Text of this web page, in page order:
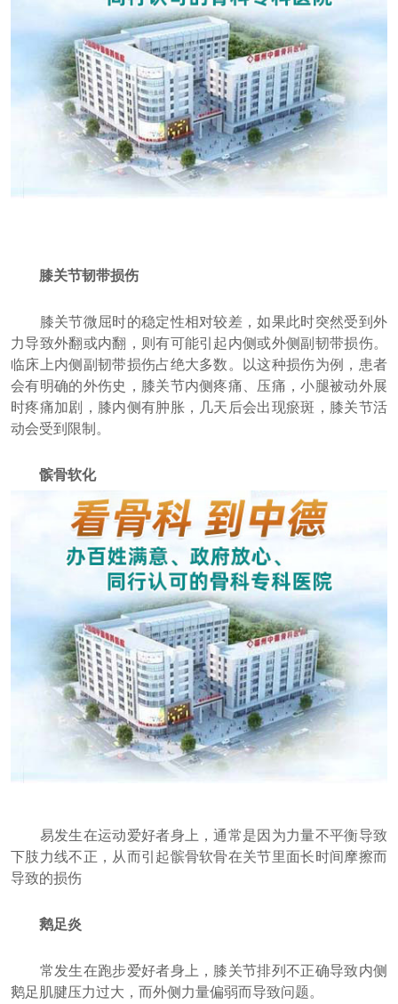
膝关节韧带损伤
膝关节微屈时的稳定性相对较差，如果此时突然受到外
力导致外翻或内翻，则有可能引起内侧或外侧副韧带损伤。
临床上内侧副韧带损伤占绝大多数。以这种损伤为例，患者
会有明确的外伤史，膝关节内侧疼痛、压痛，小腿被动外展
时疼痛加剧，膝内侧有肿胀，几天后会出现瘀斑，膝关节活
动会受到限制。
髌骨软化
易发生在运动爱好者身上，通常是因为力量不平衡导致
下肢力线不正，从而引起髌骨软骨在关节里面长时间摩擦而
导致的损伤
鹅足炎
常发生在跑步爱好者身上，膝关节排列不正确导致内侧
鹅足肌腱压力过大，而外侧力量偏弱而导致问题。